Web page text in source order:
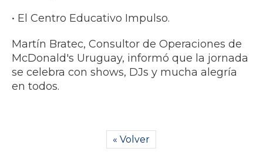
• ​El Centro Educativo Impulso.
​Martín Bratec, Consultor de Operaciones de
McDonald's Uruguay, informó que la jornada
se celebra con shows, DJs y mucha alegría
en todos.
« Volver